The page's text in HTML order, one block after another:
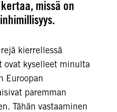
missä on
kierrellessä
ovat kyselleet minulta
Euroopan
paremman
Tähän vastaaminen